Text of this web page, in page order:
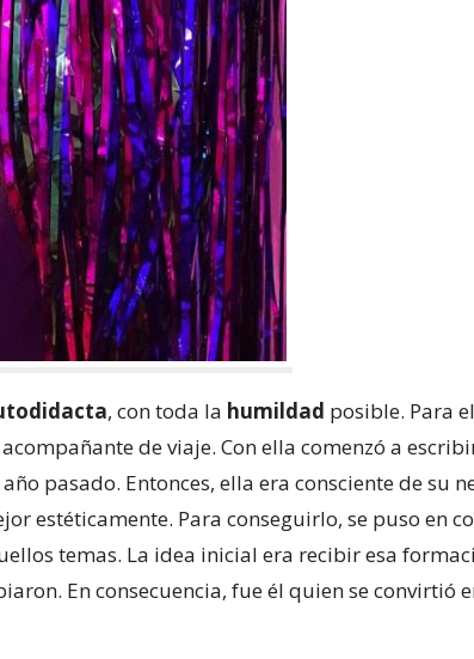
, con toda la humildad posible. Para
de viaje. Con ella comenzó a
pasado. Entonces, ella era consciente de su
estéticamente. Para conseguirlo, se puso en
temas. La idea inicial era recibir esa
En consecuencia, fue él quien se convirtió